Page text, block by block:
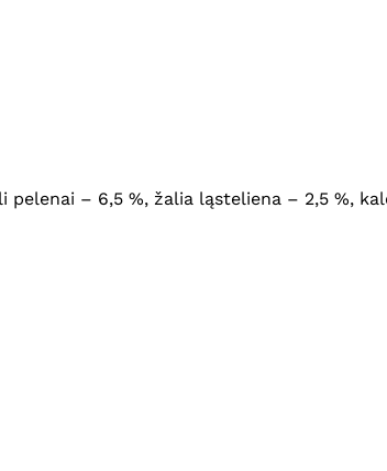
– 6,5 %, žalia ląsteliena – 2,5 %,